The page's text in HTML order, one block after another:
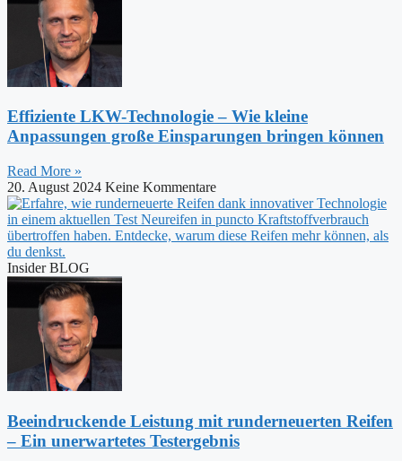
Effiziente LKW-Technologie – Wie kleine
Anpassungen große Einsparungen bringen können
Read More »
20. August 2024 Keine Kommentare
Insider BLOG
Beeindruckende Leistung mit runderneuerten Reifen
– Ein unerwartetes Testergebnis